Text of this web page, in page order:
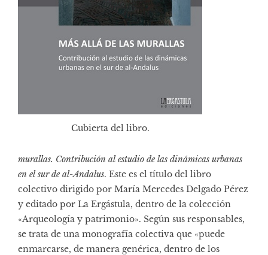
Cubierta del libro.
murallas. Contribución al estudio de las dinámicas urbanas
en el sur de al-Andalus. Este es el título del libro
colectivo dirigido por María Mercedes Delgado Pérez
y editado por La Ergástula, dentro de la colección
«Arqueología y patrimonio». Según sus responsables,
se trata de una monografía colectiva que «puede
enmarcarse, de manera genérica, dentro de los